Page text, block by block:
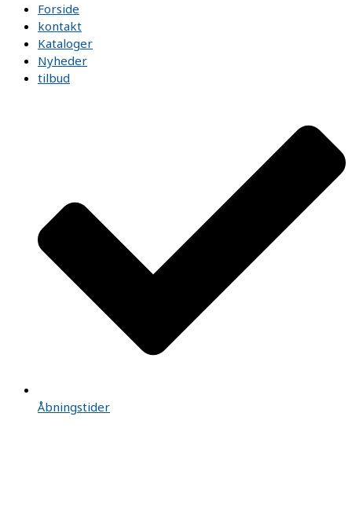
Forside
kontakt
Kataloger
Nyheder
tilbud
Åbningstider